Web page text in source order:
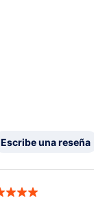
Escribe una reseña